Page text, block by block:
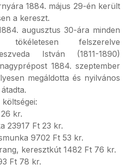
1884. május 29-én került
a kereszt.
augusztus 30-ára minden
tökéletesen felszerelve
István (1811-1890)
1884. szeptember
megáldotta és nyilvános
kr.
23917 Ft 23 kr.
9702 Ft 53 kr.
keresztkút 1482 Ft 76 kr.
Ft 78 kr.